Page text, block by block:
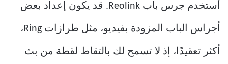
أستخدم جرس باب Reolink. قد يكون إعداد بعض
أجراس الباب المزودة بفيديو، مثل طرازات Ring،
أكثر تعقيدًا، إذ لا تسمح لك بالتقاط لقطة من بث